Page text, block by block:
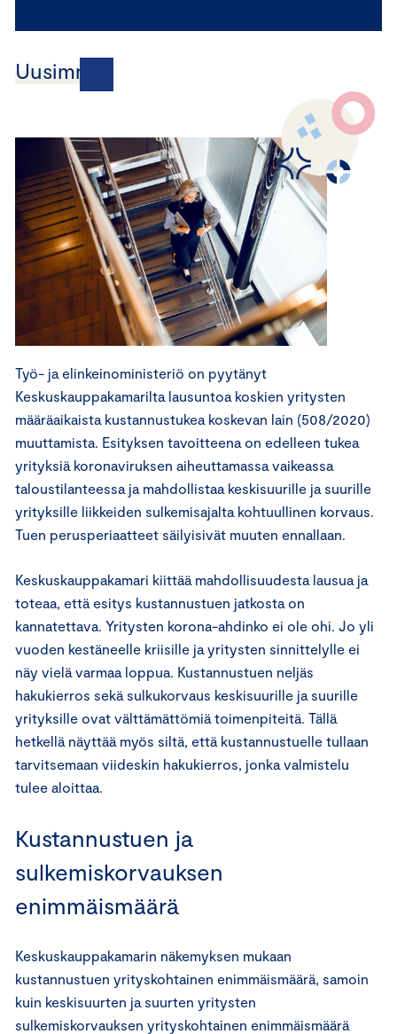
Uusimmat
Työ- ja elinkeinoministeriö on pyytänyt
Keskuskauppakamarilta lausuntoa koskien yritysten
määräaikaista kustannustukea koskevan lain (508/2020)
muuttamista. Esityksen tavoitteena on edelleen tukea
yrityksiä koronaviruksen aiheuttamassa vaikeassa
taloustilanteessa ja mahdollistaa keskisuurille ja suurille
yrityksille liikkeiden sulkemisajalta kohtuullinen korvaus.
Tuen perusperiaatteet säilyisivät muuten ennallaan.
Keskuskauppakamari kiittää mahdollisuudesta lausua ja
toteaa, että esitys kustannustuen jatkosta on
kannatettava. Yritysten korona-ahdinko ei ole ohi. Jo yli
vuoden kestäneelle kriisille ja yritysten sinnittelylle ei
näy vielä varmaa loppua. Kustannustuen neljäs
hakukierros sekä sulkukorvaus keskisuurille ja suurille
yrityksille ovat välttämättömiä toimenpiteitä. Tällä
hetkellä näyttää myös siltä, että kustannustuelle tullaan
tarvitsemaan viideskin hakukierros, jonka valmistelu
tulee aloittaa.
Kustannustuen ja
sulkemiskorvauksen
enimmäismäärä
Keskuskauppakamarin näkemyksen mukaan
kustannustuen yrityskohtainen enimmäismäärä, samoin
kuin keskisuurten ja suurten yritysten
sulkemiskorvauksen yrityskohtainen enimmäismäärä